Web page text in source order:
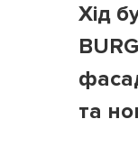
Хід
та